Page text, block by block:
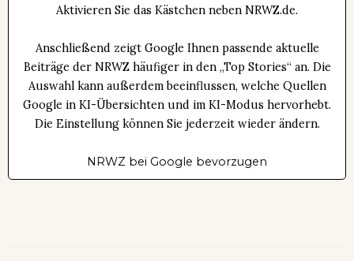
Aktivieren Sie das Kästchen neben NRWZ.de.
Anschließend zeigt Google Ihnen passende aktuelle
Beiträge der NRWZ häufiger in den „Top Stories“ an. Die
Auswahl kann außerdem beeinflussen, welche Quellen
Google in KI-Übersichten und im KI-Modus hervorhebt.
Die Einstellung können Sie jederzeit wieder ändern.
NRWZ bei Google bevorzugen